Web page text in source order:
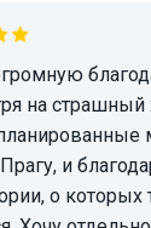
на
и
о